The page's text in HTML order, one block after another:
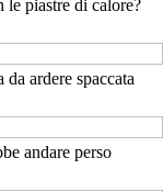
le piastre di calore?
ardere spaccata
andare perso